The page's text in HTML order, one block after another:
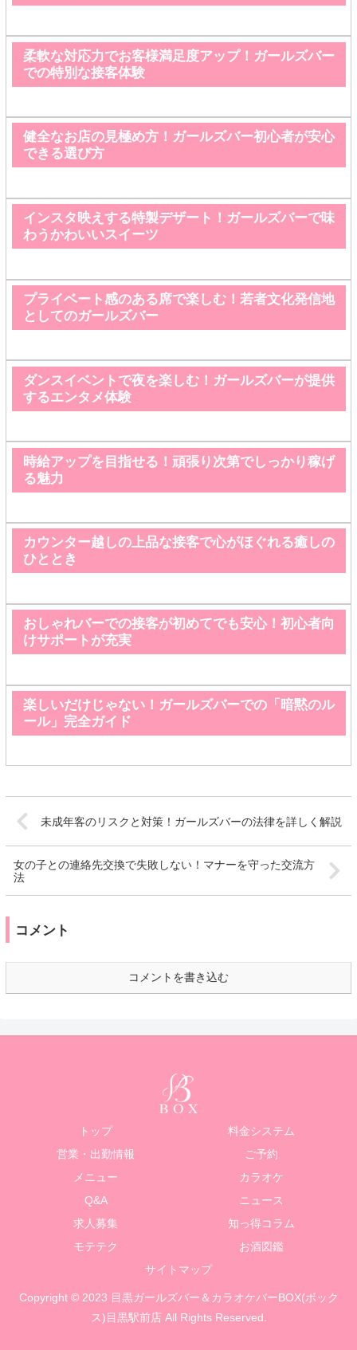
柔軟な対応力でお客様満足度アップ！ガールズバー
での特別な接客体験
健全なお店の見極め方！ガールズバー初心者が安心
できる選び方
インスタ映えする特製デザート！ガールズバーで味
わうかわいいスイーツ
プライベート感のある席で楽しむ！若者文化発信地
としてのガールズバー
ダンスイベントで夜を楽しむ！ガールズバーが提供
するエンタメ体験
時給アップを目指せる！頑張り次第でしっかり稼げ
る魅力
カウンター越しの上品な接客で心がほぐれる癒しの
ひととき
おしゃれバーでの接客が初めてでも安心！初心者向
けサポートが充実
楽しいだけじゃない！ガールズバーでの「暗黙のル
ール」完全ガイド
未成年客のリスクと対策！ガールズバーの法律を詳しく解説
女の子との連絡先交換で失敗しない！マナーを守った交流方
法
コメント
コメントを書き込む
トップ
料金システム
営業・出勤情報
ご予約
メニュー
カラオケ
Q&A
ニュース
求人募集
知っ得コラム
モテテク
お酒図鑑
サイトマップ
Copyright © 2023 目黒ガールズバー＆カラオケバーBOX(ボック
ス)目黒駅前店 All Rights Reserved.